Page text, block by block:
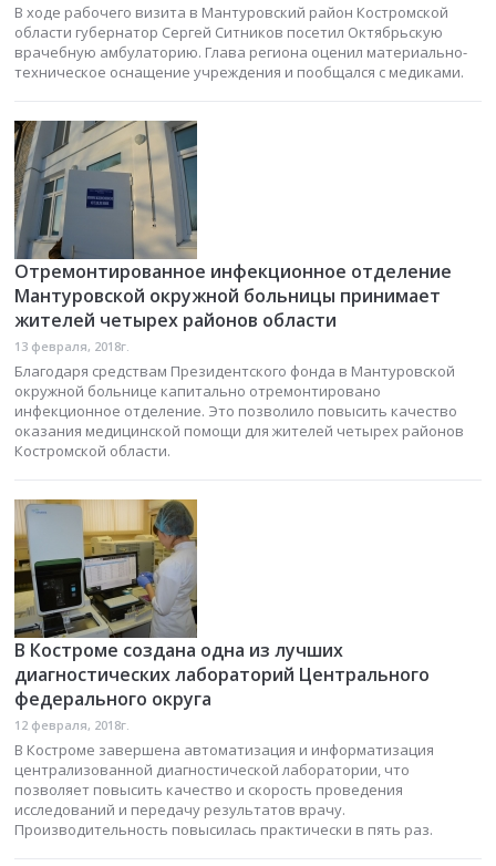
В ходе рабочего визита в Мантуровский район Костромской
области губернатор Сергей Ситников посетил Октябрьскую
врачебную амбулаторию. Глава региона оценил материально-
техническое оснащение учреждения и пообщался с медиками.
Отремонтированное инфекционное отделение
Мантуровской окружной больницы принимает
жителей четырех районов области
13 февраля, 2018г.
Благодаря средствам Президентского фонда в Мантуровской
окружной больнице капитально отремонтировано
инфекционное отделение. Это позволило повысить качество
оказания медицинской помощи для жителей четырех районов
Костромской области.
В Костроме создана одна из лучших
диагностических лабораторий Центрального
федерального округа
12 февраля, 2018г.
В Костроме завершена автоматизация и информатизация
централизованной диагностической лаборатории, что
позволяет повысить качество и скорость проведения
исследований и передачу результатов врачу.
Производительность повысилась практически в пять раз.